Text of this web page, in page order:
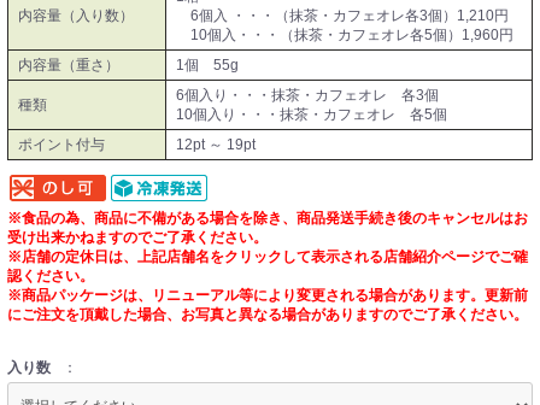
内容量（入り数）
6個入 ・・・（抹茶・カフェオレ各3個）1,210円
10個入・・・（抹茶・カフェオレ各5個）1,960円
内容量（重さ）
1個 55g
種類
6個入り・・・抹茶・カフェオレ 各3個
10個入り・・・抹茶・カフェオレ 各5個
ポイント付与
12pt ～ 19pt
※食品の為、商品に不備がある場合を除き、商品発送手続き後のキャンセルはお
受け出来かねますのでご了承ください。
※店舗の定休日は、上記店舗名をクリックして表示される店舗紹介ページでご確
認ください。
※商品パッケージは、リニューアル等により変更される場合があります。更新前
にご注文を頂戴した場合、お写真と異なる場合がありますのでご了承ください。
入り数 ：